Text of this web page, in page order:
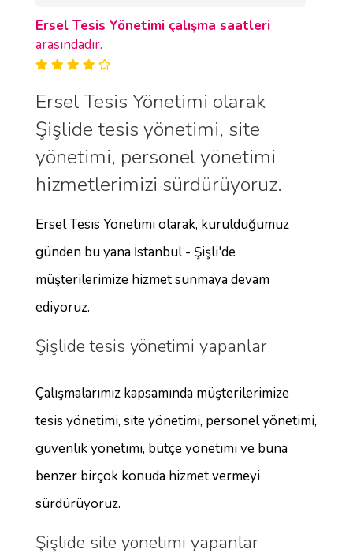
Ersel Tesis Yönetimi çalışma saatleri
arasındadır.
Ersel Tesis Yönetimi olarak
Şişlide tesis yönetimi, site
yönetimi, personel yönetimi
hizmetlerimizi sürdürüyoruz.
Ersel Tesis Yönetimi olarak, kurulduğumuz
günden bu yana İstanbul - Şişli'de
müşterilerimize hizmet sunmaya devam
ediyoruz.
Şişlide tesis yönetimi yapanlar
Çalışmalarımız kapsamında müşterilerimize
tesis yönetimi, site yönetimi, personel yönetimi,
güvenlik yönetimi, bütçe yönetimi ve buna
benzer birçok konuda hizmet vermeyi
sürdürüyoruz.
Şişlide site yönetimi yapanlar